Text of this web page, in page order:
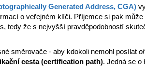
Generated Address, CGA)
o veřejném klíči. Příjemce si pak
tedy že s nejvyšší pravděpodobností
směrovače - aby kdokoli nemohl posílat
cesta (certification path). Jedná se o